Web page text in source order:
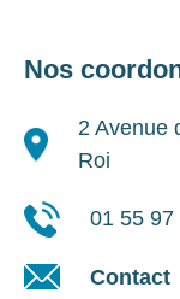
Nos
2 Avenue
Roi
01 55 97
Contact